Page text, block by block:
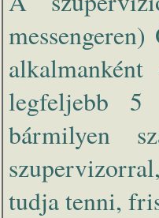
legfeljebb 5
bármilyen
tudja tenni,